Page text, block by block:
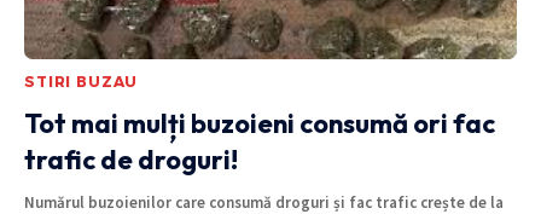
STIRI BUZAU
Tot mai mulți buzoieni consumă ori fac
trafic de droguri!
Numărul buzoienilor care consumă droguri și fac trafic crește de la